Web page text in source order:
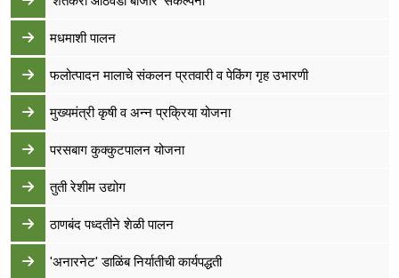
मधमाशी पालन
फलोत्पादन मालाचे संकलन प्रतवारी व पेकिंग गृह उभारणी
मुख्यमंत्री कृषी व अन्न प्रक्रिया योजना
परसबाग कुक्कुटपालन योजना
तुती रेशीम उद्योग
ठाणबंद पध्दतीने शेळी पालन
'अनारनेट' डाळिंब निर्यातीची कार्यपद्धती